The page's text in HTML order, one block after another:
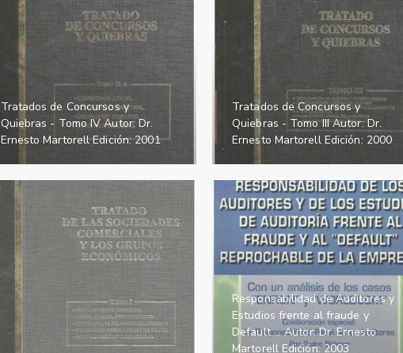
Tratados de Concursos y
Quiebras - Tomo IV Autor: Dr.
Ernesto Martorell Edición: 2001
Tratados de Concursos y
Quiebras - Tomo III Autor: Dr.
Ernesto Martorell Edición: 2000
Responsabilidad de Auditores y
Estudios frente al fraude y
Default ... Autor: Dr. Ernesto
Martorell Edición: 2003